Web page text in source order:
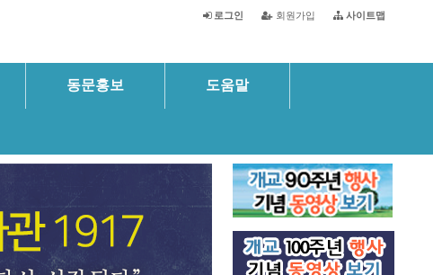
사이트맵
회원가입
로그인
동문홍보 도움말